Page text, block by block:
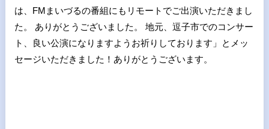
は、FMまいづるの番組にもリモートでご出演いただきまし
た。 ありがとうございました。 地元、逗子市でのコンサー
ト、良い公演になりますようお祈りしております」とメッ
セージいただきました！ありがとうございます。